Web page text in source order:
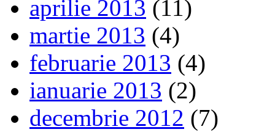
aprilie 2013 (11)
martie 2013 (4)
februarie 2013 (4)
ianuarie 2013 (2)
decembrie 2012 (7)